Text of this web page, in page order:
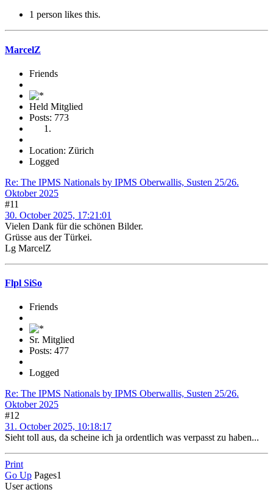
1 person likes this.
MarcelZ
Friends
Held Mitglied
Posts: 773
Location: Zürich
Logged
Re: The IPMS Nationals by IPMS Oberwallis, Susten 25/26.
Oktober 2025
#11
30. October 2025, 17:21:01
Vielen Dank für die schönen Bilder.
Grüsse aus der Türkei.
Lg MarcelZ
Flpl SiSo
Friends
Sr. Mitglied
Posts: 477
Logged
Re: The IPMS Nationals by IPMS Oberwallis, Susten 25/26.
Oktober 2025
#12
31. October 2025, 10:18:17
Sieht toll aus, da scheine ich ja ordentlich was verpasst zu haben...
Print
Go Up Pages1
User actions